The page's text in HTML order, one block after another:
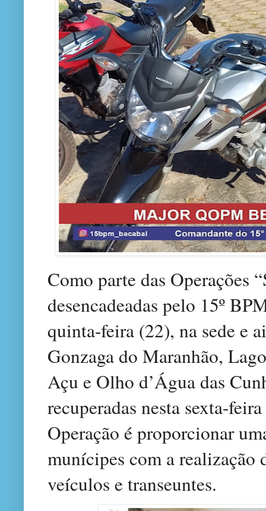
Como parte das Operações
desencadeadas pelo 15º
quinta-feira (22), na sede e
Gonzaga do Maranhão,
Açu e Olho d’Água das
recuperadas nesta sexta-
Operação é proporcionar
munícipes com a realização
veículos e transeuntes.